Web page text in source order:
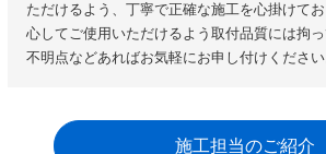
ただけるよう、丁寧で正確な施工を心掛けて
心してご使用いただけるよう取付品質には拘
不明点などあればお気軽にお申し付けください
施工担当のご紹介